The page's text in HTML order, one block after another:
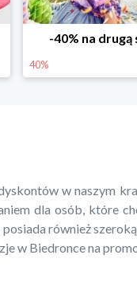
-40% na drugą
40%
w naszym
dla osób, które
również
w Biedronce na